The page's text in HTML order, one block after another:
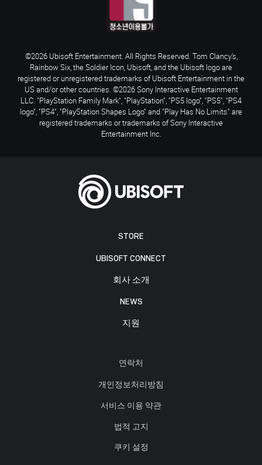
STORE
UBISOFT CONNECT
회사 소개
NEWS
지원
연락처
개인정보처리방침
서비스 이용 약관
법적 고지
쿠키 설정
©2026 Ubisoft Entertainment. All Rights Reserved. Tom Clancy’s,
Rainbow Six, the Soldier Icon, Ubisoft, and the Ubisoft logo are
registered or unregistered trademarks of Ubisoft Entertainment in the
US and/or other countries. ©2026 Sony Interactive Entertainment
LLC. "PlayStation Family Mark", "PlayStation", "PS5 logo", "PS5", "PS4
logo", "PS4", "PlayStation Shapes Logo" and "Play Has No Limits" are
registered trademarks or trademarks of Sony Interactive
Entertainment Inc.